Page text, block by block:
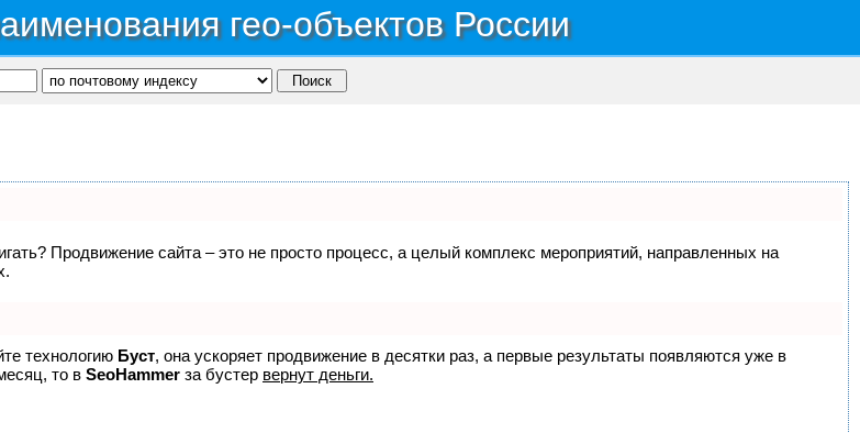
гео-объектов России
Продвижение сайта – это не просто процесс, а целый комплекс мероприятий, направленных на
технологию Буст, она ускоряет продвижение в десятки раз, а первые результаты появляются уже в
то в SeoHammer за бустер вернут деньги.